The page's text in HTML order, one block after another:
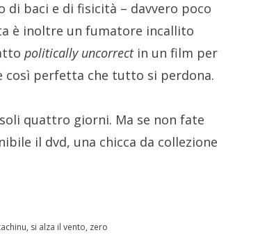
di baci e di fisicità – davvero poco
è inoltre un fumatore incallito
politically uncorrectin un film per
così perfetta che tutto si perdona.
quattro giorni. Ma se non fate
il dvd, una chicca da collezione
, si alza il vento, zero